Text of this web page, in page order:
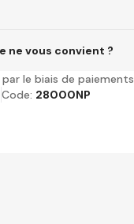
ne vous convient ?
le biais de paiements
Code: 28000NP